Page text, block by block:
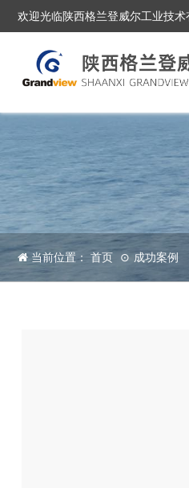
欢迎光临陕西格兰登威尔工业技术
当前位置： 首页 成功案例